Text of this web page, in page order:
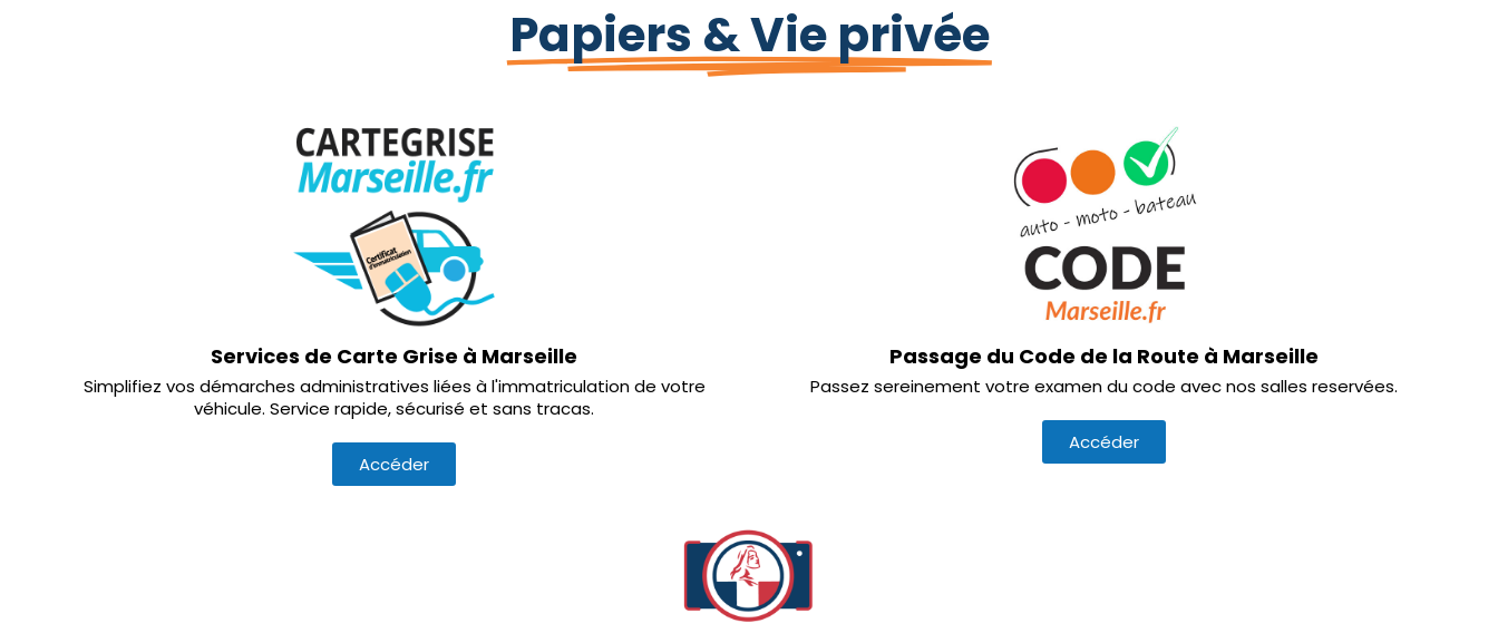
Papiers & Vie privée
Services de Carte Grise à Marseille
Simplifiez vos démarches administratives liées à l'immatriculation de votre
véhicule. Service rapide, sécurisé et sans tracas.
Accéder
Passage du Code de la Route à Marseille
Passez sereinement votre examen du code avec nos salles reservées.
Accéder